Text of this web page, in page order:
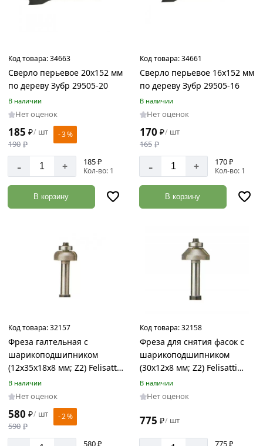
Сталь
Диаметр
10
мм
12
мм
мм
мм
20
мм
22
мм
24
мм
Длина
изделия
Код товара:34663
Сверло перьевое 20х152 мм
по дереву Зубр 29505-20
В наличии
Нет оценок
185 ₽/ шт
190 ₽
- 3 %
- + 185 ₽
Кол-во: 1
В корзину
Код товара:34661
Сверло перьевое 16х152 мм
по дереву Зубр 29505-16
В наличии
Нет оценок
170 ₽/ шт
165 ₽
- + 170 ₽
Кол-во: 1
В корзину
Код товара:32157
Фреза галтельная с
шарикоподшипником
(12х35x18x8 мм; Z2) Felisatti
933930112
В наличии
Нет оценок
580 ₽/ шт
590 ₽
- 2 %
580 ₽
Код товара:32158
Фреза для снятия фасок с
шарикоподшипником
(30х12x8 мм; Z2) Felisatti
933700630
В наличии
Нет оценок
775 ₽/ шт
775 ₽